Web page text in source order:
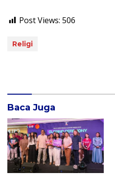
Post Views: 506
Religi
Baca Juga